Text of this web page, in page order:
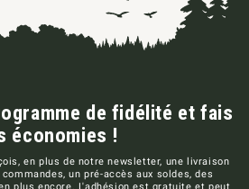
de fidélité et fais
économies !
en plus de notre newsletter, une livraison
un pré-accès aux soldes, des
plus encore. L'adhésion est gratuite et peut